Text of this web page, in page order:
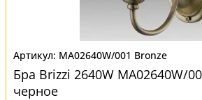
MA02640W/001 Bronze
Бра Brizzi 2640W MA02640W/
черное